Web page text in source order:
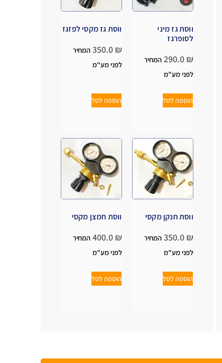
ווסת גז מיני
לסופרגז
₪
290.0
המחיר
לפני מע"מ
הוספה לסל
ווסת גז מקסי לפזגז
₪
350.0
המחיר
לפני מע"מ
הוספה לסל
ווסת חנקן מקסי
₪
350.0
המחיר
לפני מע"מ
הוספה לסל
ווסת חמצן מקסי
₪
400.0
המחיר
לפני מע"מ
הוספה לסל